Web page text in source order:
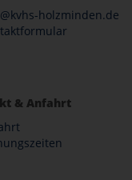
holzminden.de
& Anfahrt